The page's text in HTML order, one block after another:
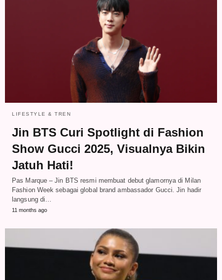
LIFESTYLE & TREN
Jin BTS Curi Spotlight di Fashion
Show Gucci 2025, Visualnya Bikin
Jatuh Hati!
Pas Marque – Jin BTS resmi membuat debut glamornya di Milan
Fashion Week sebagai global brand ambassador Gucci. Jin hadir
langsung di…
11 months ago